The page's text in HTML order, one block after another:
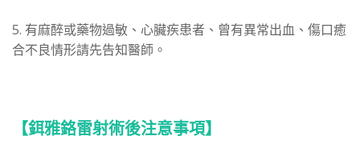
5. 有麻醉或藥物過敏、心臟疾患者、曾有異常出血、傷口癒
合不良情形請先告知醫師。
【鉺雅鉻雷射術後注意事項】